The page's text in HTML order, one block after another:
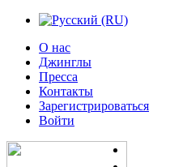
О нас
Джинглы
Пресса
Контакты
Зарегистрироваться
Войти